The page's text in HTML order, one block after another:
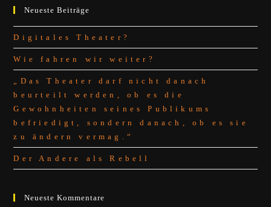
Neueste Beiträge
Digitales Theater?
Wie fahren wir weiter?
„Das Theater darf nicht danach
beurteilt werden, ob es die
Gewohnheiten seines Publikums
befriedigt, sondern danach, ob es sie
zu ändern vermag.“
Der Andere als Rebell
Neueste Kommentare